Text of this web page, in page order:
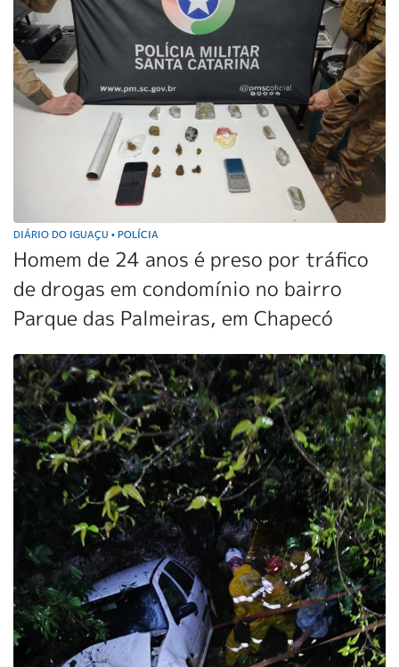
DIÁRIO DO IGUAÇU • POLÍCIA
Homem de 24 anos é preso por tráfico
de drogas em condomínio no bairro
Parque das Palmeiras, em Chapecó